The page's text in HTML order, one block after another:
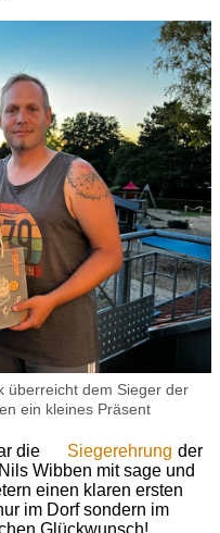
überreicht dem Sieger der
ein kleines Präsent
die Siegerehrung der
Wibben mit sage und
einen klaren ersten
im Dorf sondern im
Glückwunsch!